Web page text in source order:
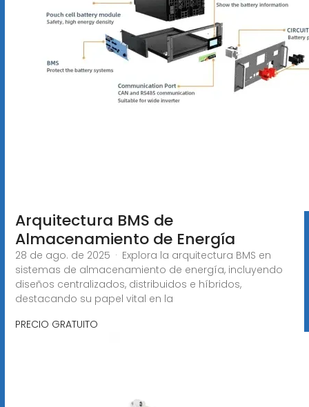
Arquitectura BMS de
Almacenamiento de Energía
28 de ago. de 2025 · Explora la arquitectura BMS en
sistemas de almacenamiento de energía, incluyendo
diseños centralizados, distribuidos e híbridos,
destacando su papel vital en la
PRECIO GRATUITO